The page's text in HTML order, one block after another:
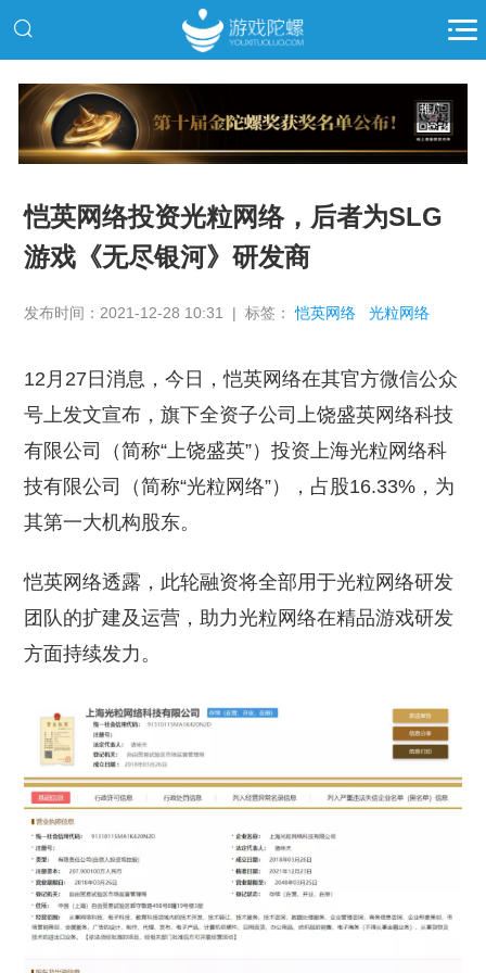
推广
恺英网络投资光粒网络，后者为SLG
游戏《无尽银河》研发商
发布时间：2021-12-28 10:31 | 标签：恺英网络 光粒网络
12月27日消息，今日，恺英网络在其官方微信公众
号上发文宣布，旗下全资子公司上饶盛英网络科技
有限公司（简称“上饶盛英”）投资上海光粒网络科
技有限公司（简称“光粒网络”），占股16.33%，为
其第一大机构股东。
恺英网络透露，此轮融资将全部用于光粒网络研发
团队的扩建及运营，助力光粒网络在精品游戏研发
方面持续发力。